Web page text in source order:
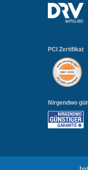
PCI Zertifikat
Nirgendwo